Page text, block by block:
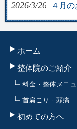
2026/3/26 ４月
ホーム
整体院のご紹介
料金・整体メニ
首肩こり・頭痛
初めての方へ